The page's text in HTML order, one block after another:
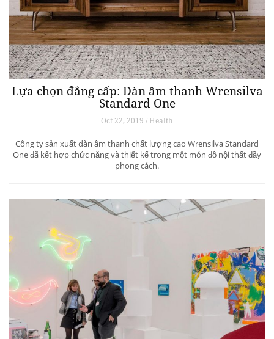
Lựa chọn đẳng cấp: Dàn âm thanh Wrensilva
Standard One
Oct 22, 2019 / Health
Công ty sản xuất dàn âm thanh chất lượng cao Wrensilva Standard
One đã kết hợp chức năng và thiết kế trong một món đồ nội thất đầy
phong cách.